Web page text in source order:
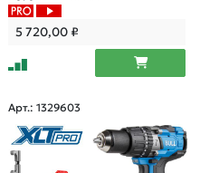
5 720,00₽
Арт.: 1329603